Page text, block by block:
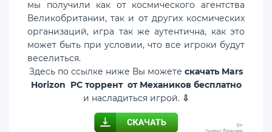
мы получили как от космического агентства
Великобритании, так и от других космических
организаций, игра так же аутентична, как это
может быть при условии, что все игроки будут
веселиться.
Здесь по ссылке ниже Вы можете скачать Mars
Horizon PC торрент от Механиков бесплатно
и насладиться игрой. ⇩